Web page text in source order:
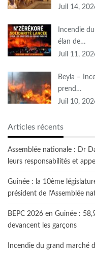
Juil 14,
Incendie
élan de…
Juil 11,
Beyla –
prend…
Juil 10,
Articles récents
Assemblée nationale : Dr
leurs responsabilités et
Guinée : la 10ème
président de l’Assemblée
BEPC 2026 en Guinée :
devancent les garçons
Incendie du grand marché